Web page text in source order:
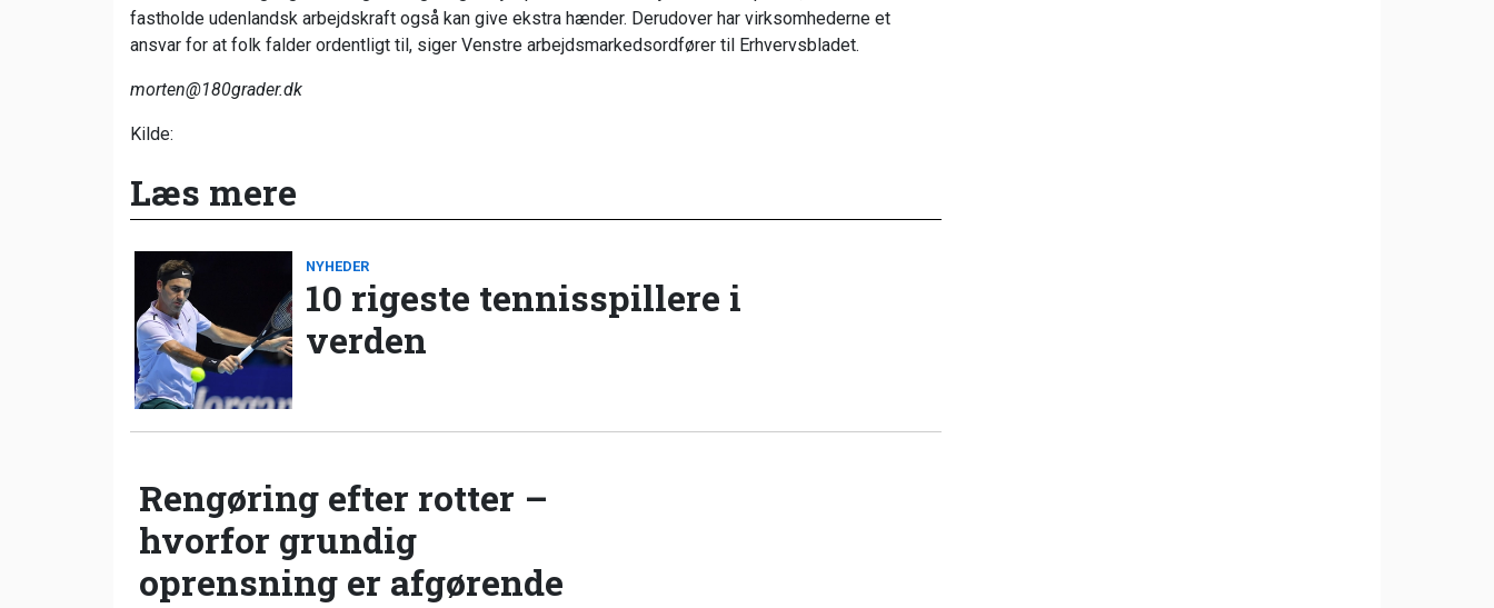
fastholde udenlandsk arbejdskraft også kan give ekstra hænder. Derudover har virksomhederne et
ansvar for at folk falder ordentligt til, siger Venstre arbejdsmarkedsordfører til Erhvervsbladet.
morten@180grader.dk
Kilde:
Læs mere
NYHEDER
10 rigeste tennisspillere i
verden
Rengøring efter rotter –
hvorfor grundig
oprensning er afgørende